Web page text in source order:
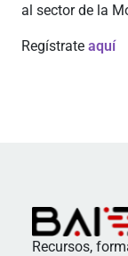
al sector de la
Regístrate aquí
Recursos,